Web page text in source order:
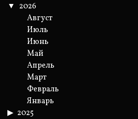
2026
Август
Июль
Июнь
Май
Апрель
Март
Февраль
Январь
2025